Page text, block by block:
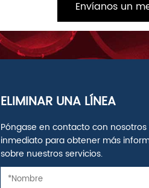
Envíanos un
ELIMINAR UNA LÍNEA
Póngase en contacto con nosotros
inmediato para obtener más
sobre nuestros servicios.